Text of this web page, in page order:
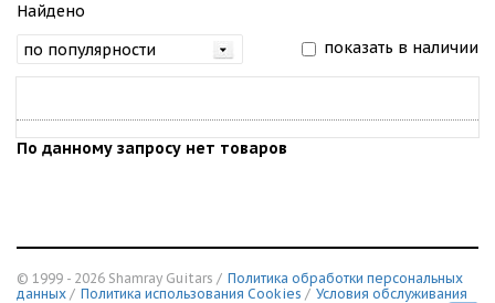
Найдено
показать в наличии
По данному запросу нет товаров
© 1999 - 2026 Shamray Guitars / Политика обработки персональных
данных / Политика использования Сookies / Условия обслуживания